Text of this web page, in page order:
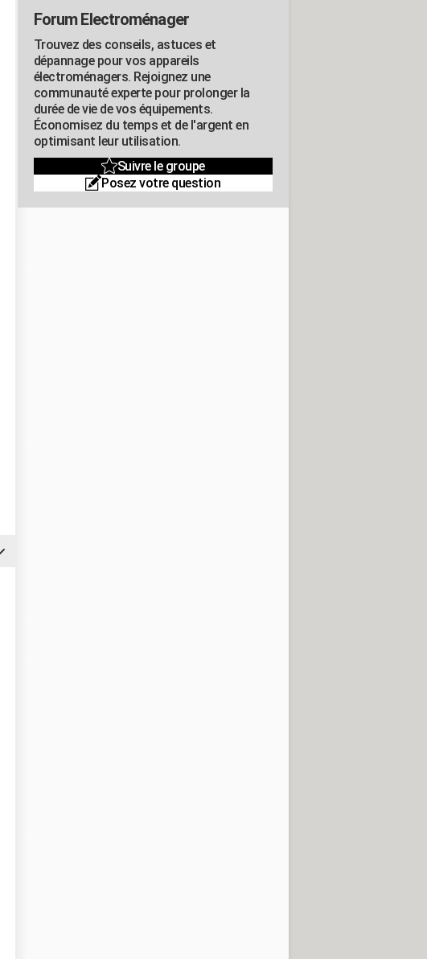
Forum Electroménager
Trouvez des conseils, astuces et
dépannage pour vos appareils
électroménagers. Rejoignez une
communauté experte pour prolonger la
durée de vie de vos équipements.
Économisez du temps et de l'argent en
optimisant leur utilisation.
Suivre le groupe
Posez votre question